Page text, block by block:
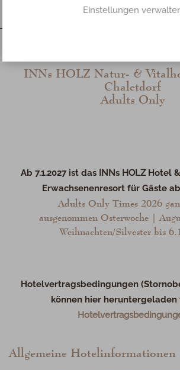
INNs HOLZ Natur- &
Chaletdorf
Adults Only
Ab 7.1.2027 ist das INNs HOLZHotel
Erwachsenenresort für Gäste
Adults Only Times 2026
ausgenommen Osterwoche |
Weihnachten/Silvester bis
Hotelvertragsbedingungen
können hier heruntergeladen
Allgemeine Hotelinformationen
Einstellungen